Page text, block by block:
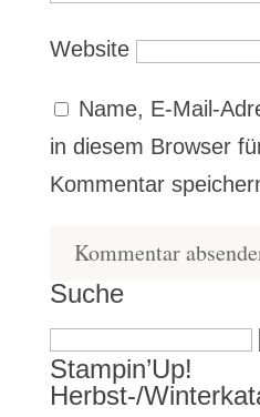
Website
Name, E-Mail-
in diesem Browser
Kommentar
Suche
Suchen
nach:
Stampin’Up!
Herbst-/